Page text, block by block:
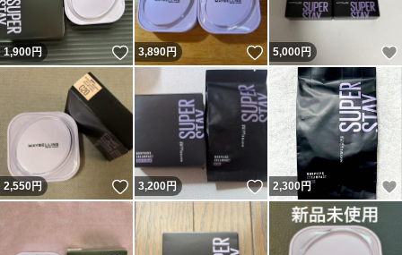
1,900円 いいね！
3,890円 いいね！
5,000円
2,550円 いいね！
3,200円 いいね！
2,300円